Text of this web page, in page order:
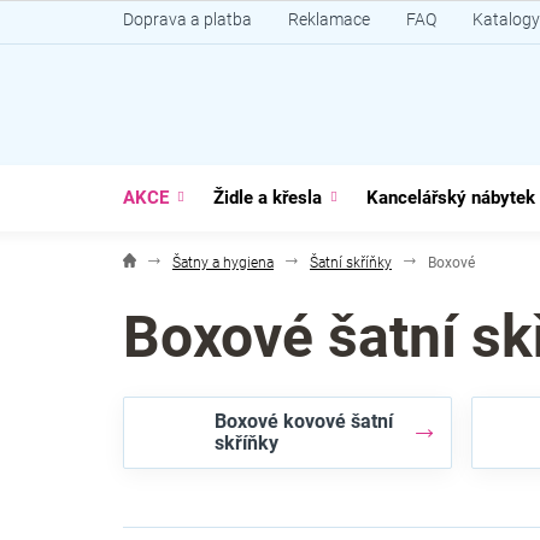
na
Doprava a platba Reklamace FAQ Katalogy
AKCE Židle a křesla Kancelářský nábytek
Šatny a hygiena Šatní skříňky Boxové
Boxové šatní
Boxové kovové šatní
skříňky